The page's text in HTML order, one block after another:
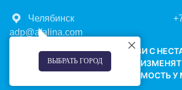
Челябинск
ВЫБРАТЬ ГОРОД
adp@afalina.com
УВАЖАЕМЫЕ КЛИЕНТЫ! В СВЯЗИ С
КУРСОМ ВАЛЮТ, ЦЕНЫ МОГУТ
УТОЧНЯТЬ АКТУАЛЬНУЮ СТОИМОСТЬ